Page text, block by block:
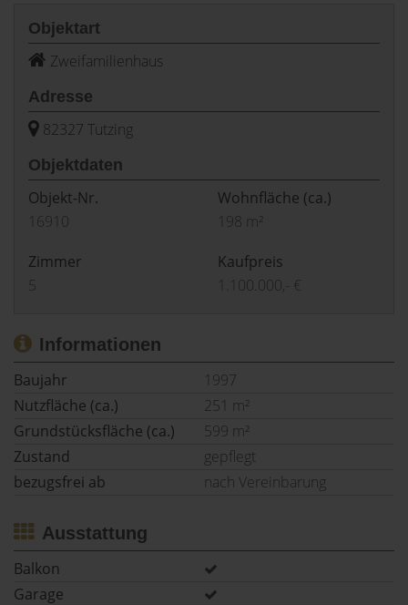
Objektart
Zweifamilienhaus
Adresse
82327 Tutzing
Objektdaten
Objekt-Nr.
16910
Wohnfläche (ca.)
198 m²
Zimmer
5
Kaufpreis
1.100.000,- €
Informationen
Baujahr
1997
Nutzfläche (ca.)
251 m²
Grundstücksfläche (ca.)
599 m²
Zustand
gepflegt
bezugsfrei ab
nach Vereinbarung
Ausstattung
Balkon
Garage